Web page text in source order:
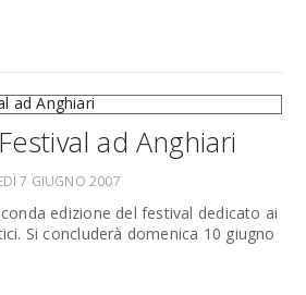
ad Anghiari
7 GIUGNO 2007
edizione del festival dedicato ai
Si concluderà domenica 10 giugno